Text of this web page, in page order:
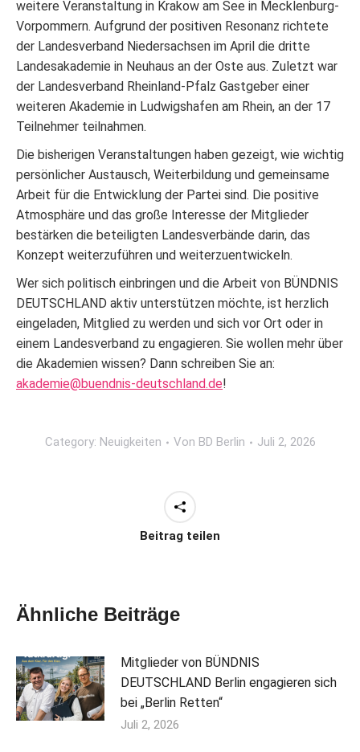
weitere Veranstaltung in Krakow am See in Mecklenburg-
Vorpommern. Aufgrund der positiven Resonanz richtete
der Landesverband Niedersachsen im April die dritte
Landesakademie in Neuhaus an der Oste aus. Zuletzt war
der Landesverband Rheinland-Pfalz Gastgeber einer
weiteren Akademie in Ludwigshafen am Rhein, an der 17
Teilnehmer teilnahmen.
Die bisherigen Veranstaltungen haben gezeigt, wie wichtig
persönlicher Austausch, Weiterbildung und gemeinsame
Arbeit für die Entwicklung der Partei sind. Die positive
Atmosphäre und das große Interesse der Mitglieder
bestärken die beteiligten Landesverbände darin, das
Konzept weiterzuführen und weiterzuentwickeln.
Wer sich politisch einbringen und die Arbeit von BÜNDNIS
DEUTSCHLAND aktiv unterstützen möchte, ist herzlich
eingeladen, Mitglied zu werden und sich vor Ort oder in
einem Landesverband zu engagieren. Sie wollen mehr über
die Akademien wissen? Dann schreiben Sie an:
akademie@buendnis-deutschland.de!
Category: Neuigkeiten Von BD Berlin Juli 2, 2026
Beitrag teilen
Ähnliche Beiträge
Mitglieder von BÜNDNIS
DEUTSCHLAND Berlin engagieren sich
bei „Berlin Retten“
Juli 2, 2026